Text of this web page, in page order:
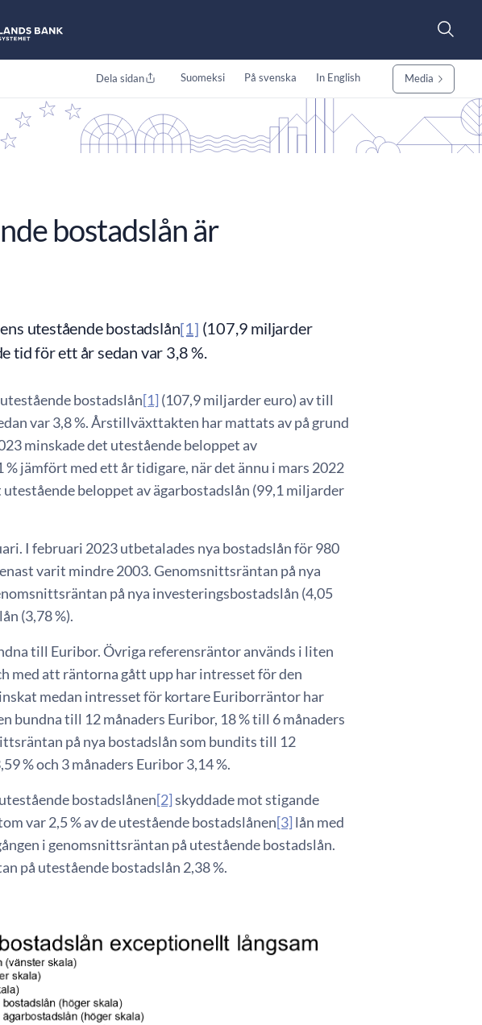
Dela sidan Suomeksi På svenska In English Media
bostadslån är
utestående bostadslån[1] (107,9 miljarder
tid för ett år sedan var 3,8 %.
bostadslån[1] (107,9 miljarder euro) av till
var 3,8 %. Årstillväxttakten har mattats av på grund
minskade det utestående beloppet av
jämfört med ett år tidigare, när det ännu i mars 2022
utestående beloppet av ägarbostadslån (99,1 miljarder
I februari 2023 utbetalades nya bostadslån för 980
varit mindre 2003. Genomsnittsräntan på nya
på nya investeringsbostadslån (4,05
(3,78 %).
till Euribor. Övriga referensräntor används i liten
med att räntorna gått upp har intresset för den
medan intresset för kortare Euriborräntor har
bundna till 12 månaders Euribor, 18 % till 6 månaders
på nya bostadslån som bundits till 12
% och 3 månaders Euribor 3,14 %.
bostadslånen[2]skyddade mot stigande
var 2,5 % av de utestående bostadslånen[3] lån med
i genomsnittsräntan på utestående bostadslån.
på utestående bostadslån 2,38 %.